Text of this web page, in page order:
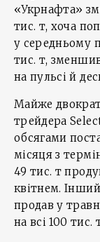
«Укрнафта»
тис. т, хоча
у середньому
тис. т,
на пульсі й
Майже
трейдера
обсягами
місяця з
49 тис. т
квітнем.
продав у
на всі 100 тис.